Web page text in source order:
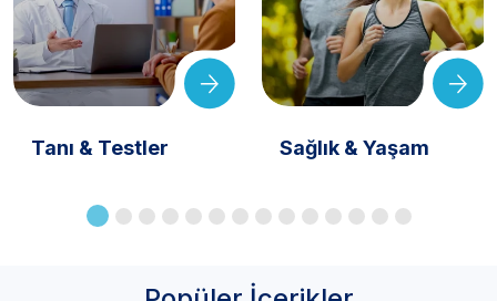
Tanı & Testler Sağlık & Yaşam